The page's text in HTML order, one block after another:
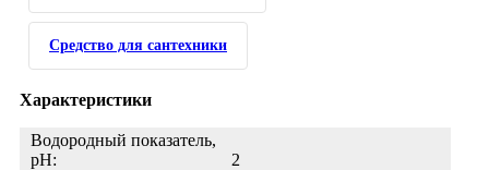
Средство для сантехники
Характеристики
Водородный показатель,
pH:
2